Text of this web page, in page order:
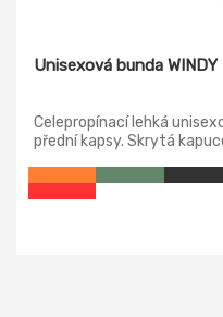
Unisexová bunda WINDY
Celepropínací lehká
přední kapsy. Skrytá